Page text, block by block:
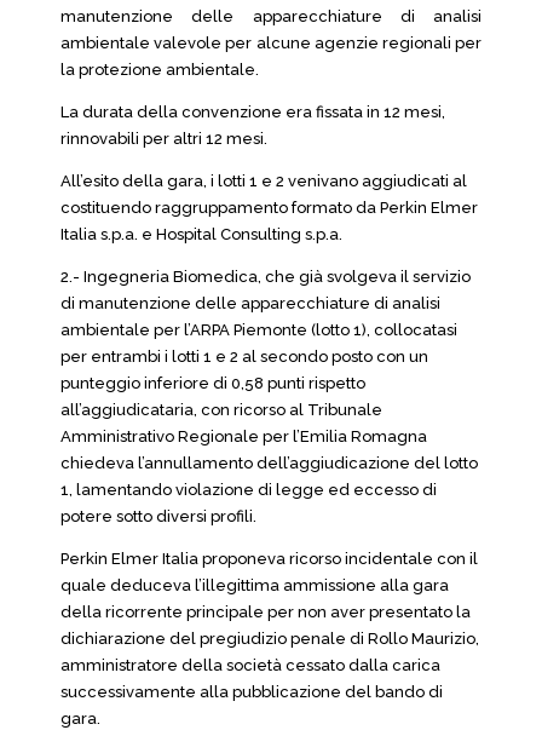
manutenzione delle apparecchiature di analisi
ambientale valevole per alcune agenzie regionali per
la protezione ambientale.
La durata della convenzione era fissata in 12 mesi,
rinnovabili per altri 12 mesi.
All’esito della gara, i lotti 1 e 2 venivano aggiudicati al
costituendo raggruppamento formato da Perkin Elmer
Italia s.p.a. e Hospital Consulting s.p.a.
2.- Ingegneria Biomedica, che già svolgeva il servizio
di manutenzione delle apparecchiature di analisi
ambientale per l’ARPA Piemonte (lotto 1), collocatasi
per entrambi i lotti 1 e 2 al secondo posto con un
punteggio inferiore di 0,58 punti rispetto
all’aggiudicataria, con ricorso al Tribunale
Amministrativo Regionale per l’Emilia Romagna
chiedeva l’annullamento dell’aggiudicazione del lotto
1, lamentando violazione di legge ed eccesso di
potere sotto diversi profili.
Perkin Elmer Italia proponeva ricorso incidentale con il
quale deduceva l’illegittima ammissione alla gara
della ricorrente principale per non aver presentato la
dichiarazione del pregiudizio penale di Rollo Maurizio,
amministratore della società cessato dalla carica
successivamente alla pubblicazione del bando di
gara.